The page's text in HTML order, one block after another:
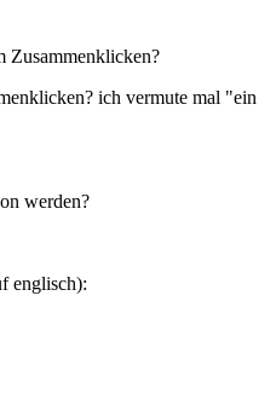
Zusammenklicken?
ich vermute mal "ein
werden?
englisch):